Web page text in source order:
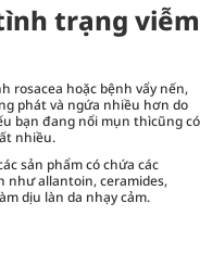
trạng viễm
rosacea hoặc bệnh vẩy nến,
phát và ngứa nhiều hơn do
bạn đang nổi mụn thìcũng có
nhiều.
sản phẩm có chứa các
như allantoin, ceramides,
dịu làn da nhạy cảm.